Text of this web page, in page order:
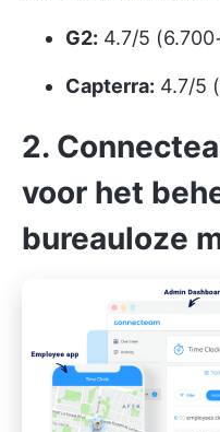
G2: 4.7/5
Capterra: 4.7/5
2.
voor het
bureauloze